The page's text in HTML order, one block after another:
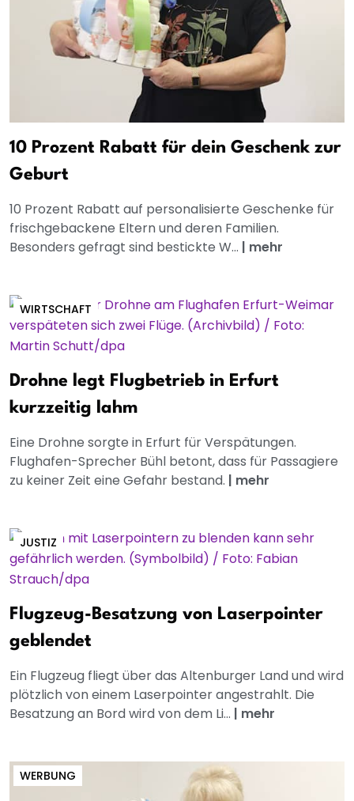
10 Prozent Rabatt für dein Geschenk zur
Geburt
10 Prozent Rabatt auf personalisierte Geschenke für
frischgebackene Eltern und deren Familien.
Besonders gefragt sind bestickte W... | mehr
WIRTSCHAFT
Drohne legt Flugbetrieb in Erfurt
kurzzeitig lahm
Eine Drohne sorgte in Erfurt für Verspätungen.
Flughafen-Sprecher Bühl betont, dass für Passagiere
zu keiner Zeit eine Gefahr bestand. | mehr
JUSTIZ
Flugzeug-Besatzung von Laserpointer
geblendet
Ein Flugzeug fliegt über das Altenburger Land und wird
plötzlich von einem Laserpointer angestrahlt. Die
Besatzung an Bord wird von dem Li... | mehr
WERBUNG